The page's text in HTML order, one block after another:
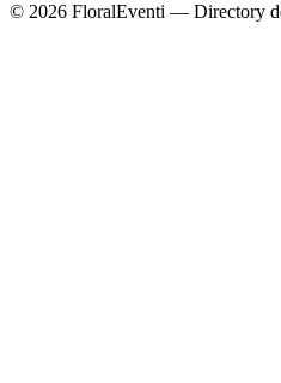
© 2026 FloralEventi — Directory